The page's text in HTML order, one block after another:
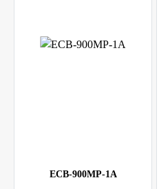
ECB-900MP-1A